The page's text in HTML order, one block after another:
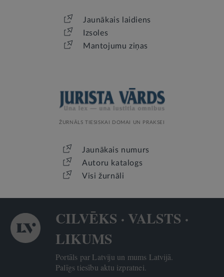
Jaunākais laidiens
Izsoles
Mantojumu ziņas
ŽURNĀLS TIESISKAI DOMAI UN PRAKSEI
Jaunākais numurs
Autoru katalogs
Visi žurnāli
CILVĒKS · VALSTS ·
LIKUMS
Portāls par Latviju un mums Latvijā.
Palīgs tiesību aktu izpratnei.